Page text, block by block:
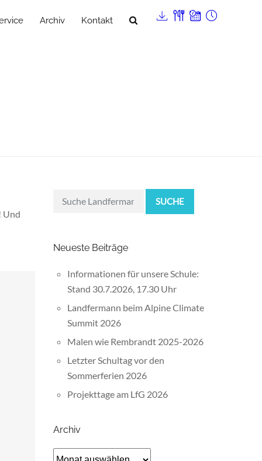
Archiv Kontakt
Und
SUCHE
Neueste Beiträge
Informationen für unsere Schule:
Stand 30.7.2026, 17.30 Uhr
Landfermann beim Alpine Climate
Summit 2026
Malen wie Rembrandt 2025-2026
Letzter Schultag vor den
Sommerferien 2026
Projekttage am LfG 2026
Archiv
Archiv